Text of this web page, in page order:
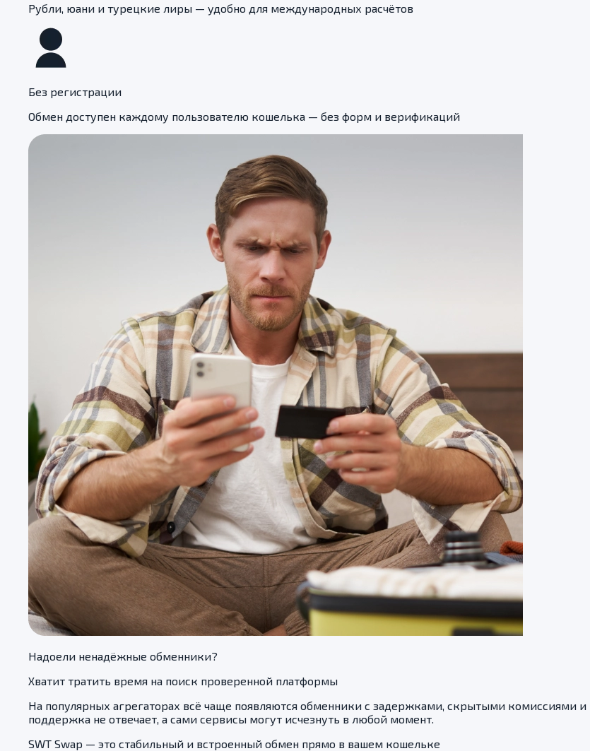
Рубли, юани и турецкие лиры — удобно для международных расчётов
Без регистрации
Обмен доступен каждому пользователю кошелька — без форм и верификаций
Надоели ненадёжные обменники?
Хватит тратить время на поиск проверенной платформы
На популярных агрегаторах всё чаще появляются обменники с задержками, скрытыми комиссиями и
поддержка не отвечает, а сами сервисы могут исчезнуть в любой момент.
SWT Swap — это стабильный и встроенный обмен прямо в вашем кошельке